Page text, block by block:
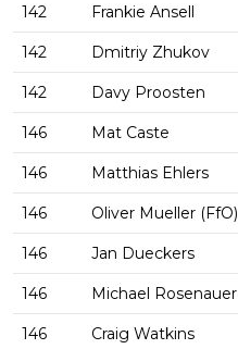
142 Frankie Ansell
142 Dmitriy Zhukov
142 Davy Proosten
146 Mat Caste
146 Matthias Ehlers
146 Oliver Mueller (FfO)
146 Jan Dueckers
146 Michael Rosenauer
146 Craig Watkins